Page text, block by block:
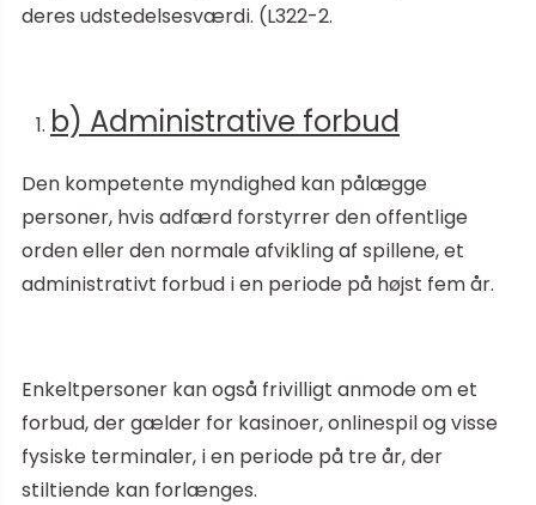
deres udstedelsesværdi. (L322-2.
b) Administrative forbud
Den kompetente myndighed kan pålægge
personer, hvis adfærd forstyrrer den offentlige
orden eller den normale afvikling af spillene, et
administrativt forbud i en periode på højst fem år.
Enkeltpersoner kan også frivilligt anmode om et
forbud, der gælder for kasinoer, onlinespil og visse
fysiske terminaler, i en periode på tre år, der
stiltiende kan forlænges.